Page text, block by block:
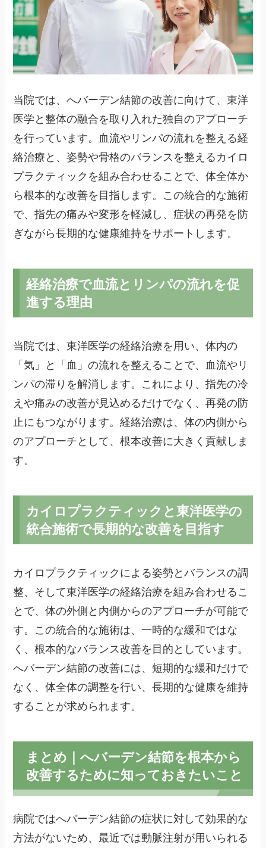
当院では、へバーデン結節の改善に向けて、東洋
医学と整体の融合を取り入れた独自のアプローチ
を行っています。血流やリンパの流れを整える経
絡治療と、姿勢や骨格のバランスを整えるカイロ
プラクティックを組み合わせることで、体全体か
ら根本的な改善を目指します。この統合的な施術
で、指先の痛みや変形を軽減し、症状の再発を防
ぎながら長期的な健康維持をサポートします。
経絡治療で血流とリンパの流れを促
進する理由
当院では、東洋医学の経絡治療を用い、体内の
「気」と「血」の流れを整えることで、血流やリ
ンパの滞りを解消します。これにより、指先の冷
えや痛みの改善が見込めるだけでなく、再発の防
止にもつながります。経絡治療は、体の内側から
のアプローチとして、根本改善に大きく貢献しま
す。
カイロプラクティックと東洋医学の
統合施術で長期的な改善を目指す
カイロプラクティックによる姿勢とバランスの調
整、そして東洋医学の経絡治療を組み合わせるこ
とで、体の外側と内側からのアプローチが可能で
す。この統合的な施術は、一時的な緩和ではな
く、根本的なバランス改善を目的としています。
へバーデン結節の改善には、短期的な緩和だけで
なく、体全体の調整を行い、長期的な健康を維持
することが求められます。
まとめ｜へバーデン結節を根本から
改善するために知っておきたいこと
病院ではへバーデン結節の症状に対して効果的な
方法がないため、最近では動脈注射が用いられる